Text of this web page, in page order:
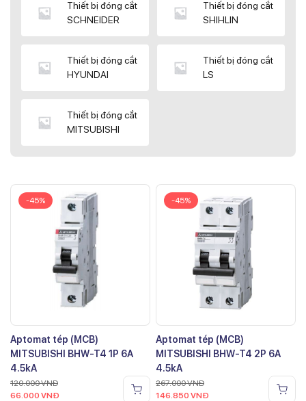
Thiết bị đóng cắt
SCHNEIDER
Thiết bị đóng cắt
SHIHLIN
Thiết bị đóng cắt
HYUNDAI
Thiết bị đóng cắt
LS
Thiết bị đóng cắt
MITSUBISHI
-45%
Aptomat tép (MCB)
MITSUBISHI BHW-T4 1P 6A
4.5kA
120.000VNĐ
66.000 VNĐ
-45%
Aptomat tép (MCB)
MITSUBISHI BHW-T4 2P 6A
4.5kA
267.000VNĐ
146.850 VNĐ